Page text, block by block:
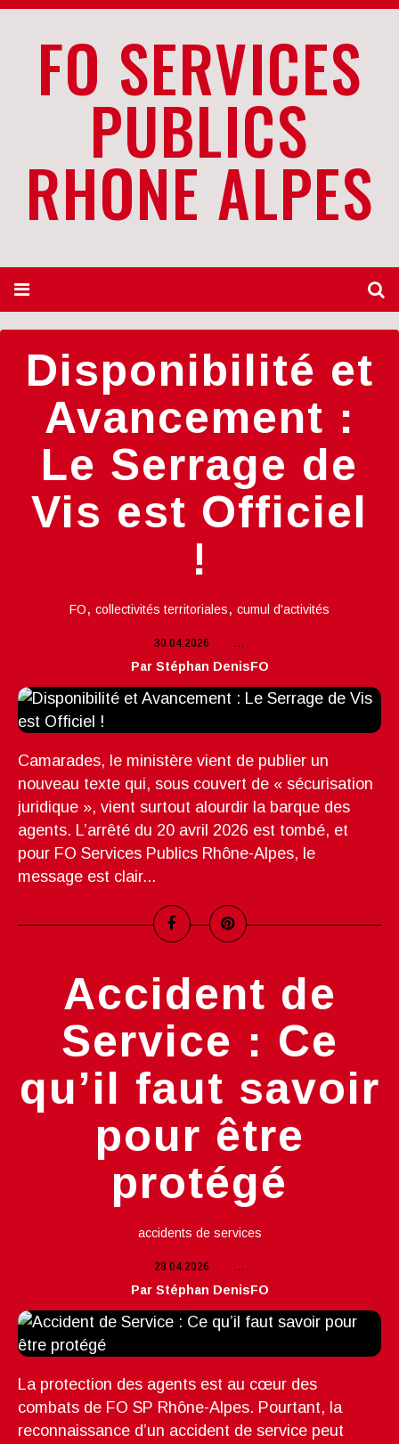
FO SERVICES
PUBLICS
RHONE ALPES
Disponibilité et
Avancement :
Le Serrage de
Vis est Officiel
!
FO, collectivités territoriales, cumul d'activités
30.04.2026 …
Par Stéphan DenisFO
Camarades, le ministère vient de publier un
nouveau texte qui, sous couvert de « sécurisation
juridique », vient surtout alourdir la barque des
agents. L’arrêté du 20 avril 2026 est tombé, et
pour FO Services Publics Rhône-Alpes, le
message est clair...
Accident de
Service : Ce
qu’il faut savoir
pour être
protégé
accidents de services
28.04.2026 …
Par Stéphan DenisFO
La protection des agents est au cœur des
combats de FO SP Rhône-Alpes. Pourtant, la
reconnaissance d’un accident de service peut